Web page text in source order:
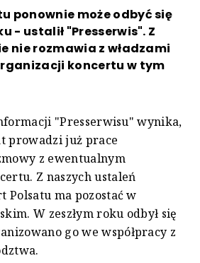
ponownie może odbyć się
- ustalił "Presserwis". Z
nie rozmawia z władzami
koncertu w tym
"Presserwisu" wynika,
prowadzi już prace
z ewentualnym
Z naszych ustaleń
Polsatu ma pozostać w
W zeszłym roku odbył się
go we współpracy z